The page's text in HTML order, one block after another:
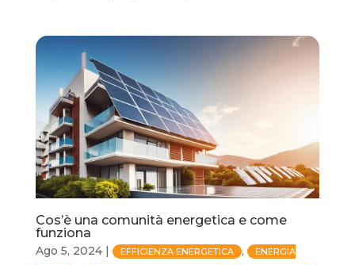
Cos’è una comunità energetica e come
funziona
Ago 5, 2024| EFFICIENZA ENERGETICA , ENERGIA